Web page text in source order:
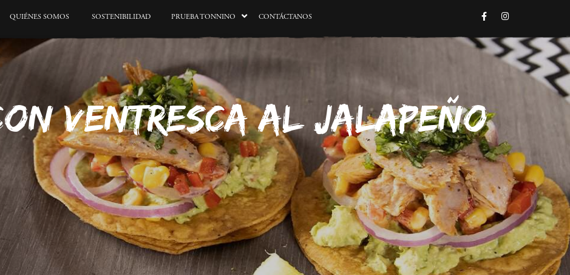
QUIÉNES SOMOS SOSTENIBILIDAD PRUEBA TONNINO CONTÁCTANOS FACEBOOKINSTAGRAM
VENTRESCA AL JALAPEÑO